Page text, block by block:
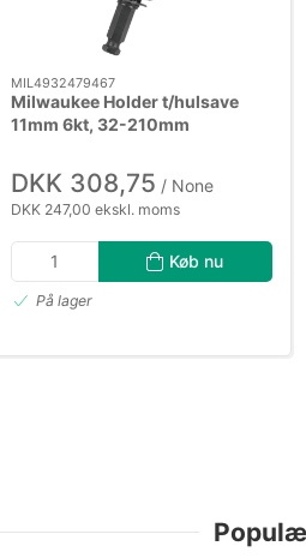
MIL4932479467
Milwaukee Holder t/hulsave
11mm 6kt, 32-210mm
DKK 308,75 / None
DKK 247,00 ekskl. moms
Køb nu
På lager